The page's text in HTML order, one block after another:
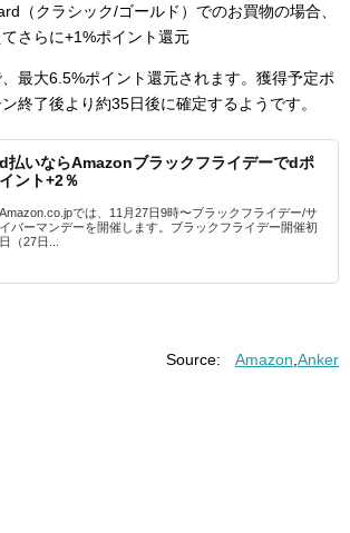
（クラシック/ゴールド）でのお買物の場合、
さらに+1%ポイント還元
最大6.5%ポイント還元されます。獲得予定ポ
終了後より約35日後に確定するようです。
d払いならAmazonブラックフライデーでdポ
イント+2％
Amazon.co.jpでは、11月27日9時〜ブラックフライデー/サ
イバーマンデーを開催します。ブラックフライデー開催初
日（27日...
Source: Amazon Anker